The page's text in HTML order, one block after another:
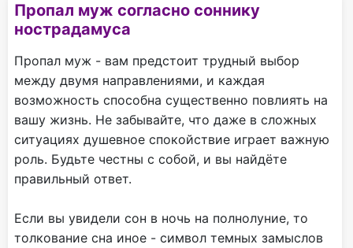
Пропал муж согласно соннику
нострадамуса
Пропал муж - вам предстоит трудный выбор
между двумя направлениями, и каждая
возможность способна существенно повлиять на
вашу жизнь. Не забывайте, что даже в сложных
ситуациях душевное спокойствие играет важную
роль. Будьте честны с собой, и вы найдёте
правильный ответ.
Если вы увидели сон в ночь на полнолуние, то
толкование сна иное - символ темных замыслов